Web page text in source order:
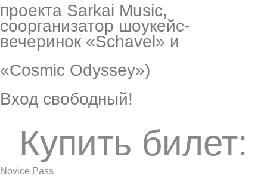
проекта Sarkai Music,
соорганизатор шоукейс-
вечеринок «Schavel» и
«Cosmic Odyssey»)
Вход свободный!
Купить билет:
Novice Pass